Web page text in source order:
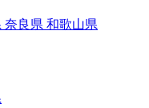
奈良県 和歌山県